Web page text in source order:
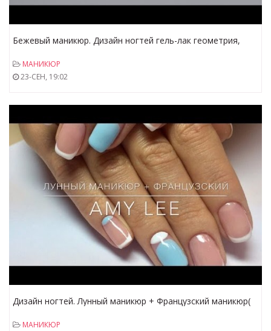
Бежевый маникюр. Дизайн ногтей гель-лак геометрия,
МАНИКЮР
23-СЕН, 19:02
Дизайн ногтей. Лунный маникюр + Французский маникюр(
МАНИКЮР